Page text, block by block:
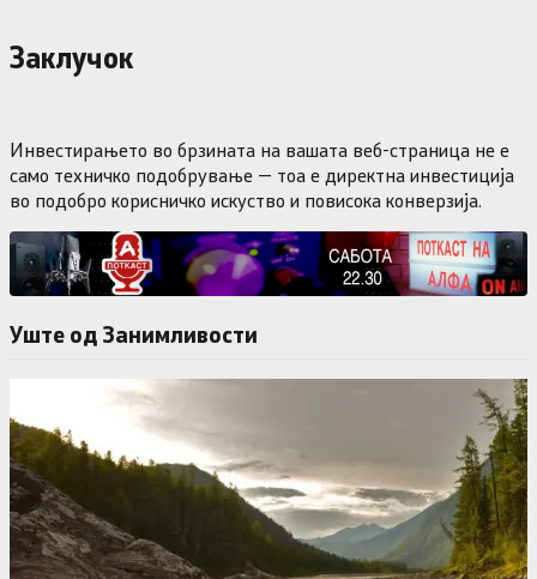
Заклучок
Инвестирањето во брзината на вашата веб-страница не е
само техничко подобрување — тоа е директна инвестиција
во подобро корисничко искуство и повисока конверзија.
Уште од Занимливости